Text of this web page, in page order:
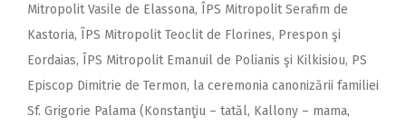
Mitropolit Vasile de Elassona, ÎPS Mitropolit Serafim de
Kastoria, ÎPS Mitropolit Teoclit de Florines, Prespon şi
Eordaias, ÎPS Mitropolit Emanuil de Polianis şi Kilkisiou, PS
Episcop Dimitrie de Termon, la ceremonia canonizării familiei
Sf. Grigorie Palama (Konstanţiu – tatăl, Kallony – mama,